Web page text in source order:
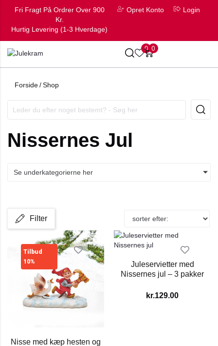
Fri Fragt På Ordrer Over 900
Kr.
Hurtig Levering (1-3 Hverdage)
Opret Konto Login
0 0
Forside/Shop
Nissernes Jul
Se underkategorierne her
Filter
Tilbud
10%
Nisse med kæp hesten og
Juleservietter med
Nissernes jul – 3 pakker
kr.129.00